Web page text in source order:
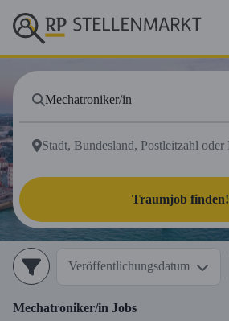
Traumjob finden!
Veröffentlichungsdatum
Mechatroniker/in Jobs